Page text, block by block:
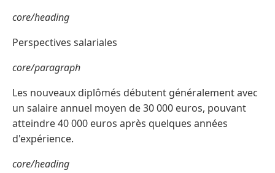
core/heading
Perspectives salariales
core/paragraph
Les nouveaux diplômés débutent généralement avec
un salaire annuel moyen de 30 000 euros, pouvant
atteindre 40 000 euros après quelques années
d'expérience.
core/heading